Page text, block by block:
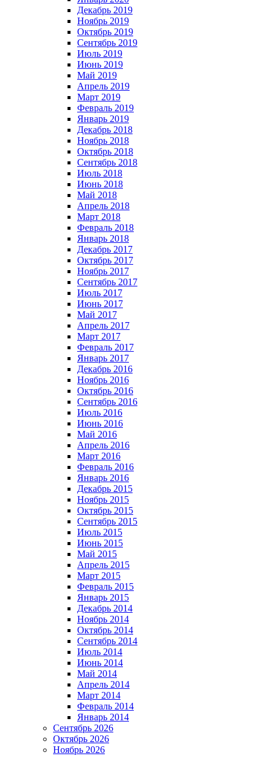
Декабрь 2019
Ноябрь 2019
Октябрь 2019
Сентябрь 2019
Июль 2019
Июнь 2019
Май 2019
Апрель 2019
Март 2019
Февраль 2019
Январь 2019
Декабрь 2018
Ноябрь 2018
Октябрь 2018
Сентябрь 2018
Июль 2018
Июнь 2018
Май 2018
Апрель 2018
Март 2018
Февраль 2018
Январь 2018
Декабрь 2017
Октябрь 2017
Ноябрь 2017
Сентябрь 2017
Июль 2017
Июнь 2017
Май 2017
Апрель 2017
Март 2017
Февраль 2017
Январь 2017
Декабрь 2016
Ноябрь 2016
Октябрь 2016
Сентябрь 2016
Июль 2016
Июнь 2016
Май 2016
Апрель 2016
Март 2016
Февраль 2016
Январь 2016
Декабрь 2015
Ноябрь 2015
Октябрь 2015
Сентябрь 2015
Июль 2015
Июнь 2015
Май 2015
Апрель 2015
Март 2015
Февраль 2015
Январь 2015
Декабрь 2014
Ноябрь 2014
Октябрь 2014
Сентябрь 2014
Июль 2014
Июнь 2014
Май 2014
Апрель 2014
Март 2014
Февраль 2014
Январь 2014
Сентябрь 2026
Октябрь 2026
Ноябрь 2026